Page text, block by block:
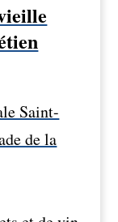
Saint-
de la